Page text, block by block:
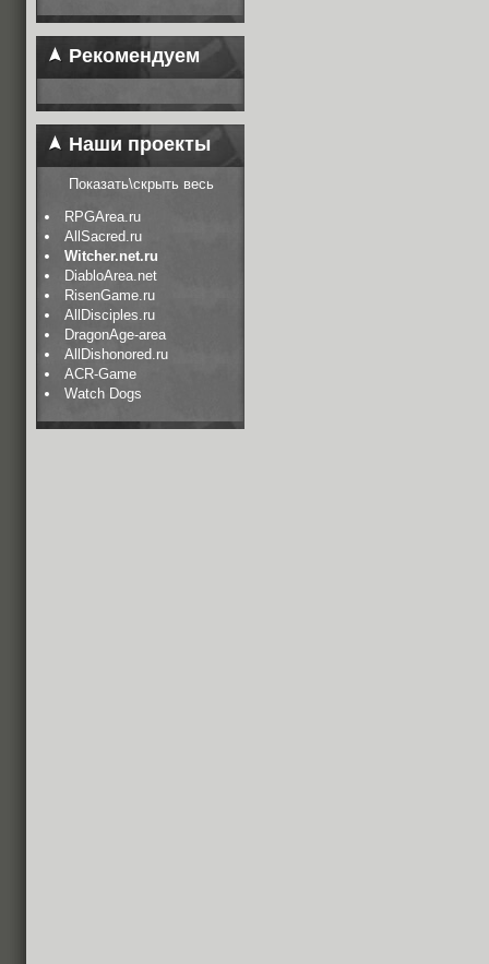
Рекомендуем
Наши проекты
Показать\скрыть весь
RPGArea.ru
AllSacred.ru
Witcher.net.ru
DiabloArea.net
RisenGame.ru
AllDisciples.ru
DragonAge-area
AllDishonored.ru
ACR-Game
Watch Dogs